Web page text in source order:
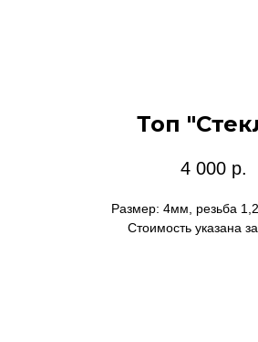
Топ
4 000 р.
Размер: 4мм, резьба
Стоимость указана